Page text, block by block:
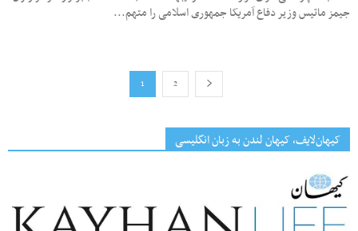
جیمز ماتیس وزیر دفاع آمریکا جمهوری اسلامی را متهم...
1 2
کیهان‌لایف، کیهان لندن به زبان انگلیسی